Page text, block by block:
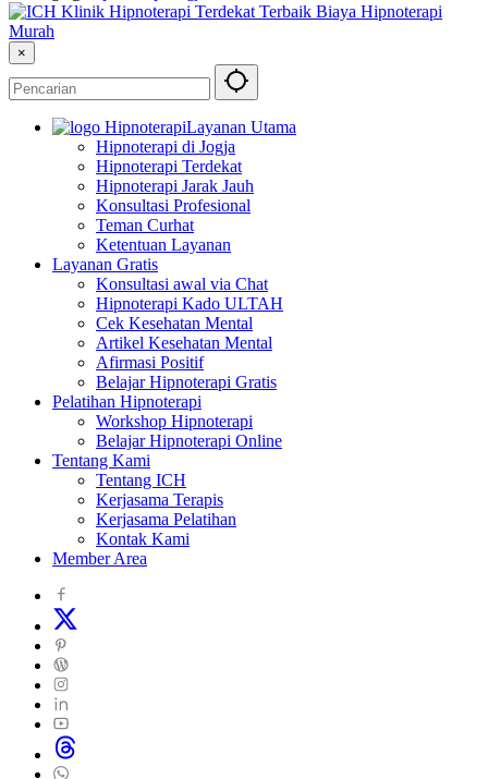
×
Layanan Utama
Hipnoterapi di Jogja
Hipnoterapi Terdekat
Hipnoterapi Jarak Jauh
Konsultasi Profesional
Teman Curhat
Ketentuan Layanan
Layanan Gratis
Konsultasi awal via Chat
Hipnoterapi Kado ULTAH
Cek Kesehatan Mental
Artikel Kesehatan Mental
Afirmasi Positif
Belajar Hipnoterapi Gratis
Pelatihan Hipnoterapi
Workshop Hipnoterapi
Belajar Hipnoterapi Online
Tentang Kami
Tentang ICH
Kerjasama Terapis
Kerjasama Pelatihan
Kontak Kami
Member Area